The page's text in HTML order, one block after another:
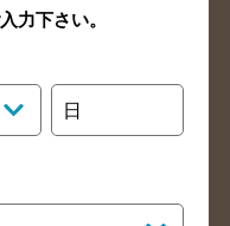
県のバー検索
県のバー検索
本県のバー検索
力下さい。
日